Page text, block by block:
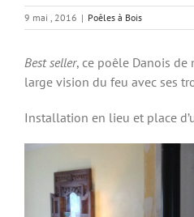
9 mai , 2016 | Poêles à Bois
Best seller, ce poêle Danois de
large vision du feu avec ses
Installation en lieu et place